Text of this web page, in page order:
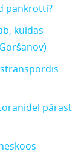
pankrotti?
kuidas
pärast